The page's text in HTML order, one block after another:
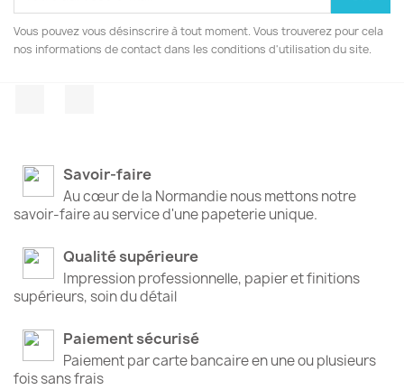
Vous pouvez vous désinscrire à tout moment. Vous trouverez pour cela
nos informations de contact dans les conditions d'utilisation du site.
Savoir-faire
Au cœur de la Normandie nous mettons notre
savoir-faire au service d'une papeterie unique.
Qualité supérieure
Impression professionnelle, papier et finitions
supérieurs, soin du détail
Paiement sécurisé
Paiement par carte bancaire en une ou plusieurs
fois sans frais